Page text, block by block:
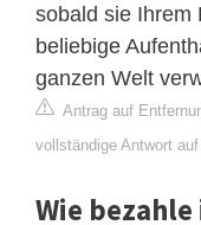
sobald sie Ihrem
beliebige
ganzen Welt
Antrag auf
vollständige Antwort
Wie